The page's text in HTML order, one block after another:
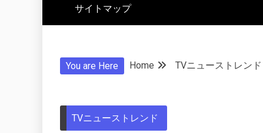
サイトマップ
You are Here Home TVニューストレンド
TVニューストレンド